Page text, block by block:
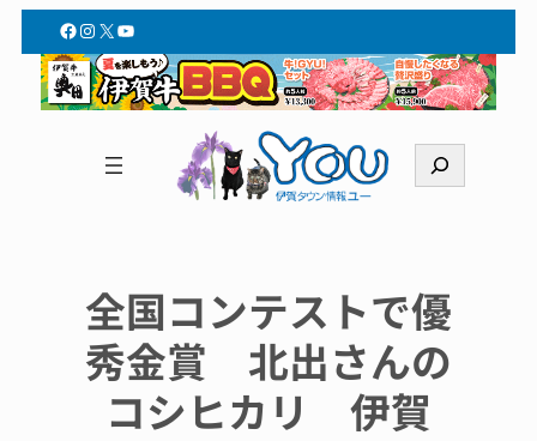
Facebook
Instagram
X YouTube
索
全国コンテストで優
秀金賞 北出さんの
コシヒカリ 伊賀